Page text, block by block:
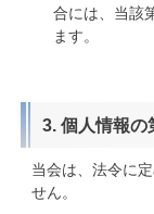
合には、当該
ます。
3. 個人情報の
当会は、法令に
せん。